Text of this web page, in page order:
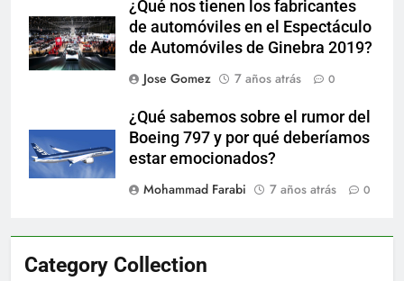
¿Qué nos tienen los fabricantes
de automóviles en el Espectáculo
de Automóviles de Ginebra 2019?
Jose Gomez
7 años atrás 0
¿Qué sabemos sobre el rumor del
Boeing 797 y por qué deberíamos
estar emocionados?
Mohammad Farabi
7 años atrás 0
Category Collection